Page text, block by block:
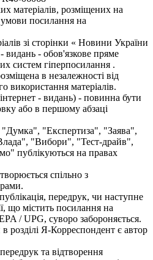
матеріалів, розміщених на
умови посилання на
зі сторінки « Новини України
- видань - обов'язкове пряме
систем гіперпосилання .
в незалежності від
використання матеріалів.
- видань) - повинна бути
або в першому абзаці
"Експертиза", "Заява",
"Вибори", "Тест-драйв",
публікуються на правах
спільно з
передрук, чи наступне
що містить посилання на
/ UPG, суворо забороняється.
розділі Я-Корреспондент є автор
та відтворення